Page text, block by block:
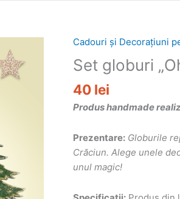
Cadouri și Decorațiuni
Set globuri
40 lei
Produs handmade
Prezentare: Globurile
Crăciun. Alege unele
unul magic!